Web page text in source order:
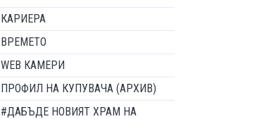
КАРИЕРА
ВРЕМЕТО
WEB КАМЕРИ
ПРОФИЛ НА КУПУВАЧА (АРХИВ)
#ДАБЪДЕ НОВИЯТ ХРАМ НА